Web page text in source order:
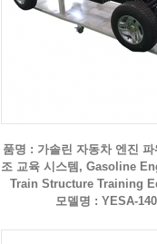
품명 : 가솔린 자동차 엔진
조 교육 시스템, Gasoline
Train Structure Training
모델명 : YESA-